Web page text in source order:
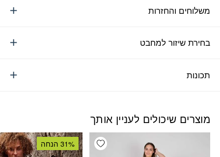
משלוחים והחזרות
בחירת שיזור למחבט
תכונות
מוצרים שיכולים לעניין אותך
Add wishlist
31% הנחה